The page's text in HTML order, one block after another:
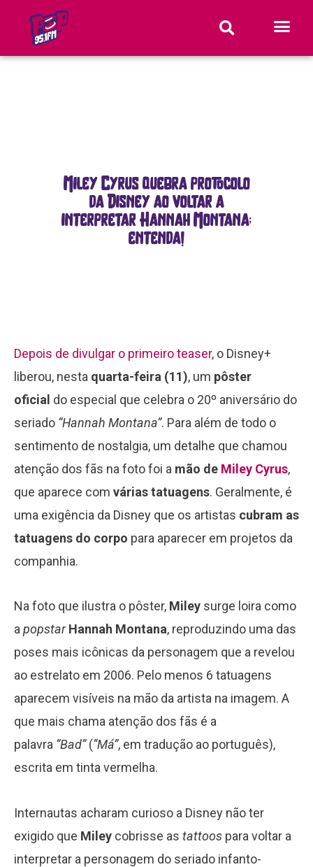
Miley Cyrus quebra protocolo
da Disney ao voltar a
interpretar Hannah Montana;
entenda!
Depois de divulgar o primeiro teaser, o Disney+
liberou, nesta quarta-feira (11), um pôster
oficial do especial que celebra o 20º aniversário do
seriado “Hannah Montana”. Para além de todo o
sentimento de nostalgia, um detalhe que chamou
atenção dos fãs na foto foi a mão de Miley Cyrus,
que aparece com várias tatuagens. Geralmente, é
uma exigência da Disney que os artistas cubram as
tatuagens do corpo para aparecer em projetos da
companhia.
Na foto que ilustra o pôster, Miley surge loira como
apopstar Hannah Montana, reproduzindo uma das
poses mais icônicas da personagem que a revelou
ao estrelato em 2006. Pelo menos 6 tatuagens
aparecem visíveis na mão da artista na imagem. A
que mais chama atenção dos fãs é a
palavra “Bad”(“Má”, em tradução ao português),
escrita em tinta vermelha.
Internautas acharam curioso a Disney não ter
exigido que Miley cobrisse as tattoos para voltar a
interpretar a personagem do seriado infanto-